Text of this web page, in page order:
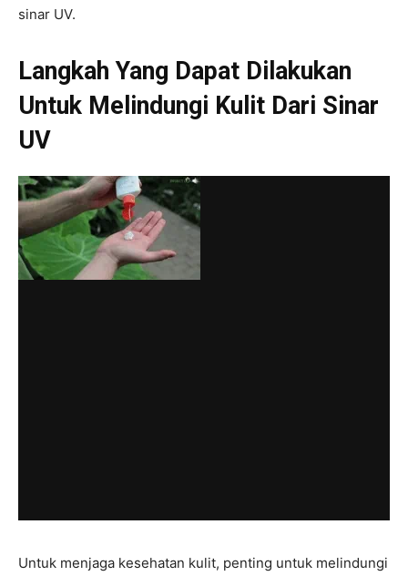
sinar UV.
Langkah Yang Dapat Dilakukan
Untuk Melindungi Kulit Dari Sinar
UV
Untuk menjaga kesehatan kulit, penting untuk melindungi